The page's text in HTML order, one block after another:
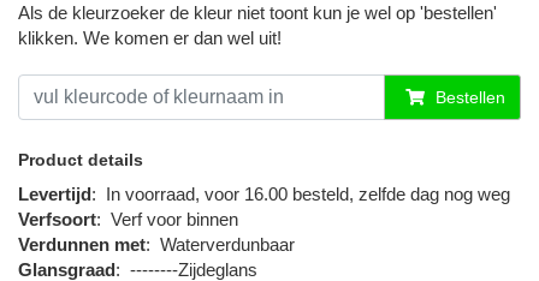
Als de kleurzoeker de kleur niet toont kun je wel op 'bestellen'
klikken. We komen er dan wel uit!
Bestellen
Product details
Levertijd: In voorraad, voor 16.00 besteld, zelfde dag nog weg
Verfsoort: Verf voor binnen
Verdunnen met: Waterverdunbaar
Glansgraad: --------Zijdeglans